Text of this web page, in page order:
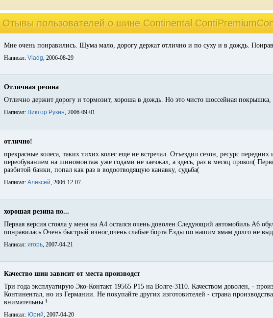
Отывы пользователей o шине Continental
Мне очень понравились. Шума мало, дорогу держат отлично и по суху и в дождь.
Написал: Vladg, 2006-08-29
Отличная резина
Отлично держит дорогу и тормозит, хороша в дождь. Но это чисто шоссейная
Написал: Виктор Рукин, 2006-09-01
отлично!
прекрасные колеса, таких тихих колес еще не встречал. Отъездил сезон, ресурс
переобуванием на шиномонтаж уже годами не заезжал, а здесь, раз в месяц прокол(
разбитой банки, попал как раз в водоотводящую канавку, судьба(
Написал: Алексей, 2006-12-07
хорошая резина но...
Первая версия стояла у меня на А4 остался очень доволен.Следующий автомобиль А6
понравилась.Очень быстрый износ,очень слабые борта.Езды по нашим ямам долго не
Написал: игорь, 2007-04-21
Качество шин зависит от места производст
Три года эксплуатирую Эко-Контакт 19565 Р15 на Волге-3110. Качеством доволен, -
Континентал, но из Германии. Не покупайте других изготовителей - страна
внимательны !
Написал: Юрий, 2007-04-20